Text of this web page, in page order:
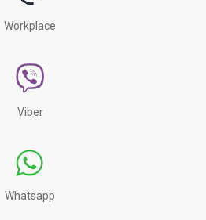
Workplace
Viber
Whatsapp